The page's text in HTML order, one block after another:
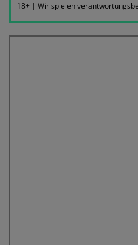
18+ | Wir spielen